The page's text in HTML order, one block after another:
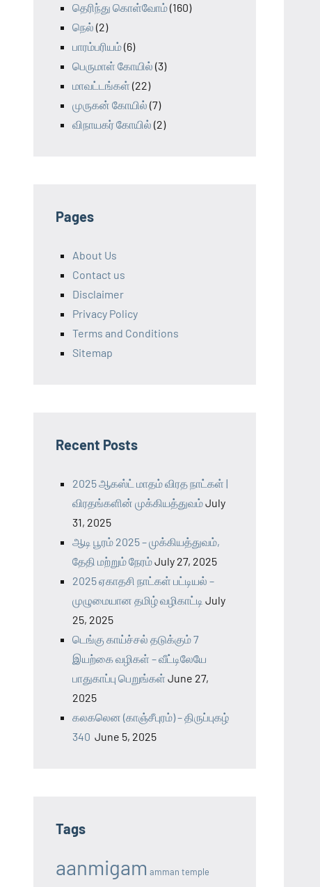
தெரிந்து கொள்வோம்(160)
நெல் (2)
பாரம்பரியம்(6)
பெருமாள் கோயில் (3)
மாவட்டங்கள் (22)
முருகன் கோயில் (7)
விநாயகர் கோயில் (2)
Pages
About Us
Contact us
Disclaimer
Privacy Policy
Terms and Conditions
Sitemap
Recent Posts
2025 ஆகஸ்ட் மாதம் விரத நாட்கள் |
விரதங்களின் முக்கியத்துவம்July
31, 2025
ஆடி பூரம் 2025 – முக்கியத்துவம்,
தேதி மற்றும் நேரம்July 27, 2025
2025 ஏகாதசி நாட்கள் பட்டியல் –
முழுமையான தமிழ் வழிகாட்டி July
25, 2025
டெங்கு காய்ச்சல் தடுக்கும் 7
இயற்கை வழிகள் – வீட்டிலேயே
பாதுகாப்பு பெறுங்கள் June 27,
2025
கலகலென (காஞ்சீபுரம்) – திருப்புகழ்
340 June 5, 2025
Tags
aanmigam amman temple